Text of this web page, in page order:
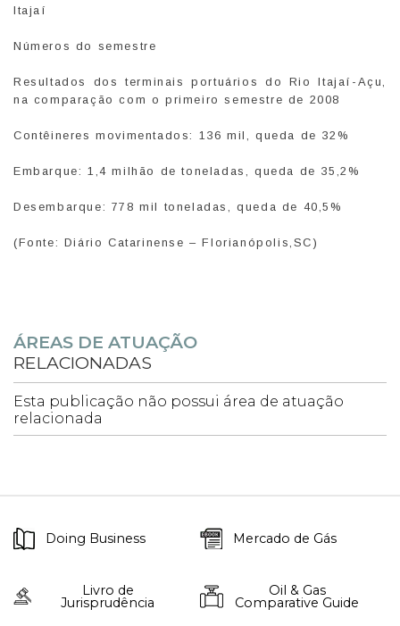
Itajaí
Números do semestre
Resultados dos terminais portuários do Rio Itajaí-Açu,
na comparação com o primeiro semestre de 2008
Contêineres movimentados: 136 mil, queda de 32%
Embarque: 1,4 milhão de toneladas, queda de 35,2%
Desembarque: 778 mil toneladas, queda de 40,5%
(Fonte: Diário Catarinense – Florianópolis,SC)
ÁREAS DE ATUAÇÃO
RELACIONADAS
Esta publicação não possui área de atuação
relacionada
Doing Business Mercado de Gás
Livro de
Jurisprudência
Oil & Gas
Comparative Guide